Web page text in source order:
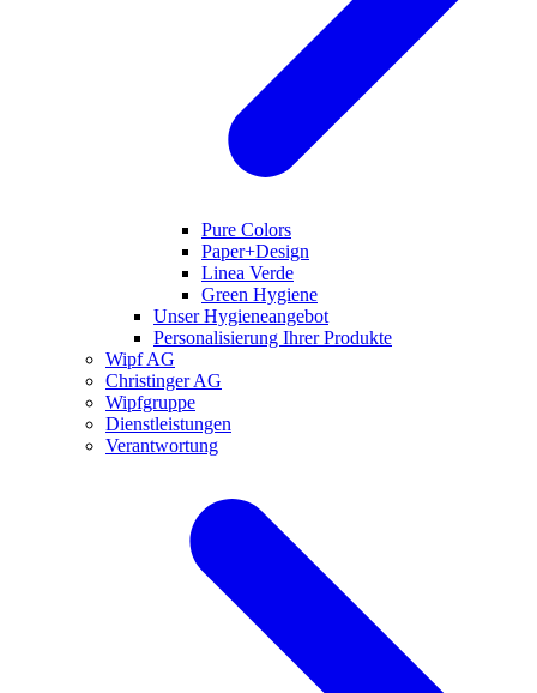
Pure Colors
Paper+Design
Linea Verde
Green Hygiene
Unser Hygieneangebot
Personalisierung Ihrer Produkte
Wipf AG
Christinger AG
Wipfgruppe
Dienstleistungen
Verantwortung